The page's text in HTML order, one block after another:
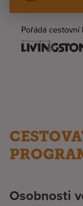
Pořádá
Osobnosti